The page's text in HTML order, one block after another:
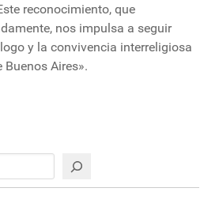
reconocimiento, que
nos impulsa a seguir
y la convivencia interreligiosa
Buenos Aires».
Buscar